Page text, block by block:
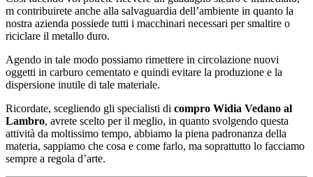
m contribuirete anche alla salvaguardia dell’ambiente in quanto la
nostra azienda possiede tutti i macchinari necessari per smaltire o
riciclare il metallo duro.
Agendo in tale modo possiamo rimettere in circolazione nuovi
oggetti in carburo cementato e quindi evitare la produzione e la
dispersione inutile di tale materiale.
Ricordate, scegliendo gli specialisti di compro Widia Vedano al
Lambro, avrete scelto per il meglio, in quanto svolgendo questa
attività da moltissimo tempo, abbiamo la piena padronanza della
materia, sappiamo che cosa e come farlo, ma soprattutto lo facciamo
sempre a regola d’arte.